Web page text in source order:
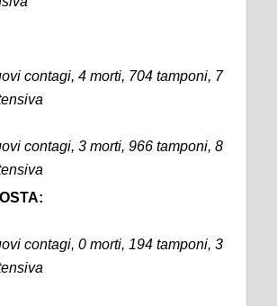
contagi, 4 morti, 704 tamponi, 7
contagi, 3 morti, 966 tamponi, 8
contagi, 0 morti, 194 tamponi, 3